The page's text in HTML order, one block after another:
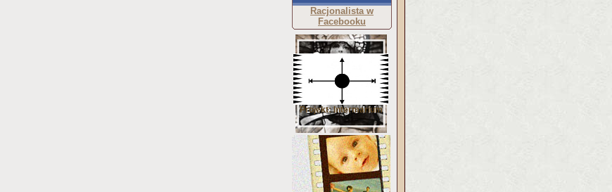
Racjonalista w
Facebooku